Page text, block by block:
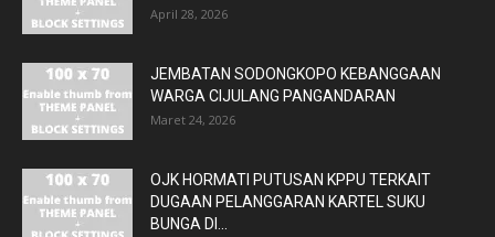
April 28, 2026
JEMBATAN SODONGKOPO KEBANGGAAN
WARGA CIJULANG PANGANDARAN
Maret 24, 2026
OJK HORMATI PUTUSAN KPPU TERKAIT
DUGAAN PELANGGARAN KARTEL SUKU
BUNGA DI...